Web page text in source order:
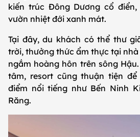
kiến trúc Đông Dương cổ
vườn nhiệt đới xanh mát.
Tại đây, du khách có thể thư
trời, thưởng thức ẩm thực tại
ngắm hoàng hôn trên sông
tâm, resort cũng thuận tiện
điểm nổi tiếng như Bến Ninh
Răng.